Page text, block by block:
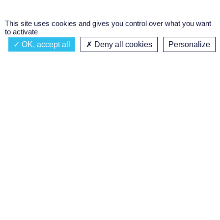
Émission à l'antenne
Actualités À propos
This site uses cookies and gives you control over what you want
to activate
OK, accept all
Deny all cookies
Personalize